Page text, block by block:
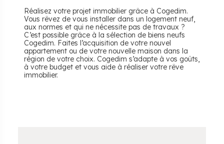
Réalisez votre projet immobilier grâce à Cogedim.
Vous rêvez de vous installer dans un logement neuf,
aux normes et qui ne nécessite pas de travaux ?
C’est possible grâce à la sélection de biens neufs
Cogedim. Faites l’acquisition de votre nouvel
appartement ou de votre nouvelle maison dans la
région de votre choix. Cogedim s’adapte à vos goûts,
à votre budget et vous aide à réaliser votre rêve
immobilier.